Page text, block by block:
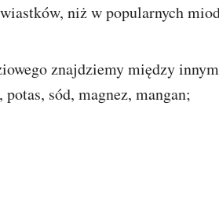
niż w popularnych
znajdziemy między
sód, magnez, mangan;